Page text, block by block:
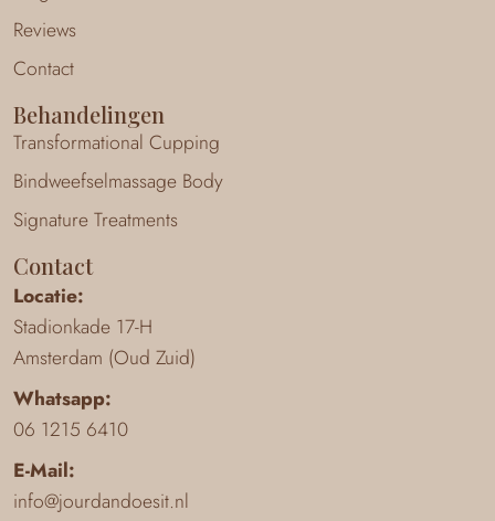
Reviews
Contact
Behandelingen
Transformational Cupping
Bindweefselmassage Body
Signature Treatments
Contact
Locatie:
Stadionkade 17-H
Amsterdam (Oud Zuid)
Whatsapp:
06 1215 6410
E-Mail:
info@jourdandoesit.nl